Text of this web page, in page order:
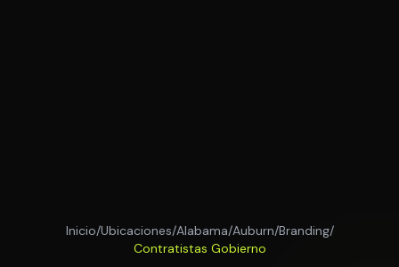
Inicio/Ubicaciones/Alabama/Auburn/Branding/
Contratistas Gobierno